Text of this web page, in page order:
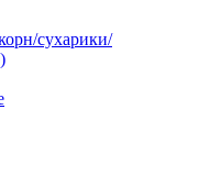
сухарики/